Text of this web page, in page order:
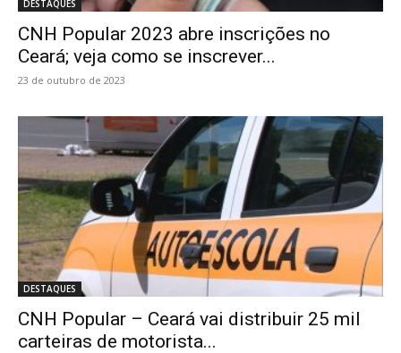
DESTAQUES
CNH Popular 2023 abre inscrições no
Ceará; veja como se inscrever...
23 de outubro de 2023
DESTAQUES
CNH Popular – Ceará vai distribuir 25 mil
carteiras de motorista...